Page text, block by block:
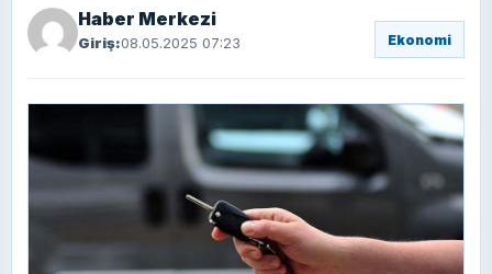
Haber Merkezi
Giriş:08.05.2025 07:23 Ekonomi